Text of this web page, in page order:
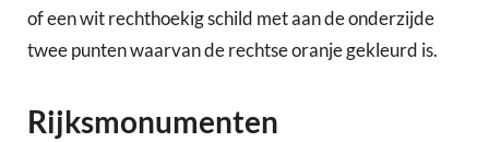
of een wit rechthoekig schild met aan de onderzijde
twee punten waarvan de rechtse oranje gekleurd is.
Rijksmonumenten